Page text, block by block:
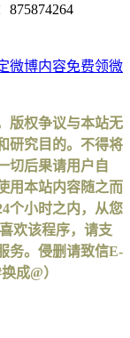
875874264
微博内容免费领微
版权争议与本站无
研究目的。不得将
切后果请用户自
用本站内容随之而
个小时之内，从您
欢该程序，请支
务。侵删请致信E-
成@）